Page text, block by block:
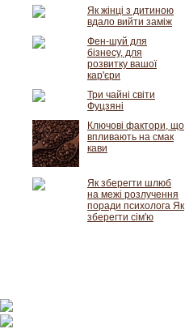
Як жінці з дитиною
вдало вийти заміж
Фен-шуй для
бізнесу, для
розвитку вашої
кар'єри
Три чайні світи
Фуцзяні
Ключові фактори, що
впливають на смак
кави
Як зберегти шлюб
на межі розлучення
поради психолога Як
зберегти сім'ю